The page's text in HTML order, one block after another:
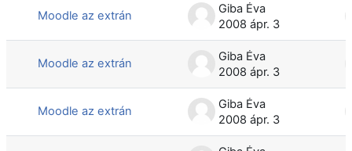
Moodle az extrán
Giba Éva
2008 ápr. 3
Moodle az extrán
Giba Éva
2008 ápr. 3
Moodle az extrán
Giba Éva
2008 ápr. 3